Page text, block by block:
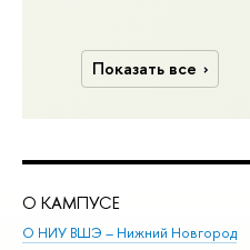
Показать все
О КАМПУСЕ
О НИУ ВШЭ – Нижний Новгород